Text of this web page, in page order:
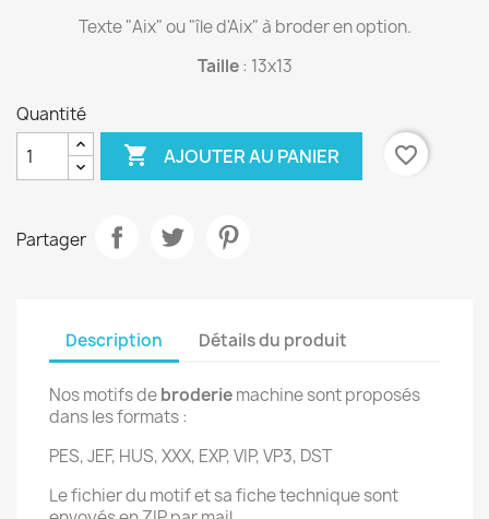
Texte "Aix" ou "île d'Aix" à broder en option.
Taille: 13x13
Quantité
 AJOUTER AU PANIER favorite_border
Partager
Description Détails du produit
Nos motifs debroderiemachine sont proposés
dans les formats :
PES, JEF, HUS, XXX, EXP, VIP, VP3, DST
Le fichier du motif et sa fiche technique sont